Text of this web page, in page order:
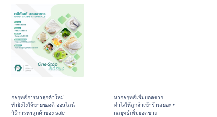
กลยุทธ์การหาลูกค้าใหม่
ทํายังไงให้ขายของดี ออนไลน์
วิธีการหาลูกค้าของ sale
หากลยุทธ์เพิ่มยอดขาย
ทําไงให้ลูกค้าเข้าร้านเยอะ ๆ
กลยุทธ์เพิ่มยอดขาย